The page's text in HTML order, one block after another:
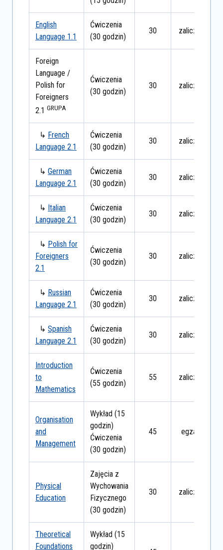
English
Language 1.1
Ćwiczenia
(30 godzin)
30 zaliczenie
Foreign
Language /
Polish for
Foreigners
2.1 GRUPA
Ćwiczenia
(30 godzin)
30 zaliczenie
↳ French
Language 2.1
Ćwiczenia
(30 godzin)
30 zaliczenie
↳ German
Language 2.1
Ćwiczenia
(30 godzin)
30 zaliczenie
↳ Italian
Language 2.1
Ćwiczenia
(30 godzin)
30 zaliczenie
↳ Polish for
Foreigners
2.1
Ćwiczenia
(30 godzin)
30 zaliczenie
↳ Russian
Language 2.1
Ćwiczenia
(30 godzin)
30 zaliczenie
↳ Spanish
Language 2.1
Ćwiczenia
(30 godzin)
30 zaliczenie
Introduction
to
Mathematics
Ćwiczenia
(55 godzin)
55 zaliczenie
Organisation
and
Management
Wykład (15
godzin)
Ćwiczenia
(30 godzin)
45 egzamin
Physical
Education
Zajęcia z
Wychowania
Fizycznego
(30 godzin)
30 zaliczenie
Theoretical
Foundations
Wykład (15
godzin)